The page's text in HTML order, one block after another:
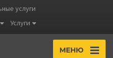
услуги
Услуги
МЕНЮ